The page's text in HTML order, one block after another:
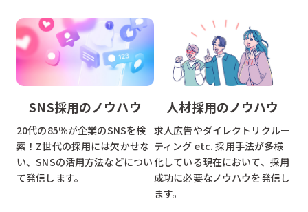
SNS採用のノウハウ
20代の85％が企業のSNSを検
索！Z世代の採用には欠かせな
い、SNSの活用方法などについ
て発信します。
人材採用のノウハウ
求人広告やダイレクトリクルー
ティング etc. 採用手法が多様
化している現在において、採用
成功に必要なノウハウを発信し
ます。